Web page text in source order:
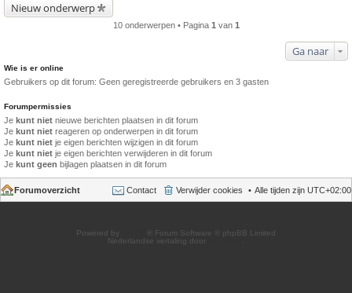
Nieuw onderwerp
10 onderwerpen • Pagina 1 van 1
Ga naar
Wie is er online
Gebruikers op dit forum: Geen geregistreerde gebruikers en 3 gasten
Forumpermissies
Je kunt niet nieuwe berichten plaatsen in dit forum
Je kunt niet reageren op onderwerpen in dit forum
Je kunt niet je eigen berichten wijzigen in dit forum
Je kunt niet je eigen berichten verwijderen in dit forum
Je kunt geen bijlagen plaatsen in dit forum
Forumoverzicht Alle tijden zijn UTC+02:00
Verwijder cookies
Contact
Powered by
® Forum Software © phpBB Limited
Nederlandse vertaling door